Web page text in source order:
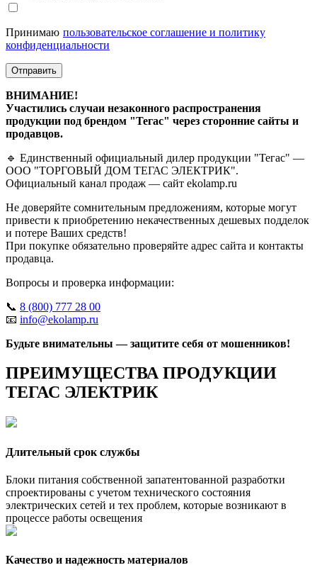
Принимаю пользовательское соглашение и политику
конфиденциальности
Отправить
ВНИМАНИЕ!
Участились случаи незаконного распространения
продукции под брендом "Тегас" через сторонние сайты и
продавцов.
🔹 Единственный официальный дилер продукции "Тегас" —
ООО "ТОРГОВЫЙ ДОМ ТЕГАС ЭЛЕКТРИК".
Официальный канал продаж — сайт ekolamp.ru
Не доверяйте сомнительным предложениям, которые могут
привести к приобретению некачественных дешевых подделок
и потере Ваших средств!
При покупке обязательно проверяйте адрес сайта и контакты
продавца.
Вопросы и проверка информации:
📞 8 (800) 777 28 00
📧 info@ekolamp.ru
Будьте внимательны — защитите себя от мошенников!
ПРЕИМУЩЕСТВА ПРОДУКЦИИ
ТЕГАС ЭЛЕКТРИК
Длительный срок службы
Блоки питания собственной запатентованной разработки
спроектированы с учетом технического состояния
электрических сетей и тех проблем, которые возникают в
процессе работы освещения
Качество и надежность материалов